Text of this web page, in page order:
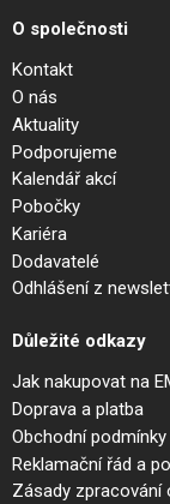
O společnosti
Kontakt
O nás
Aktuality
Podporujeme
Kalendář akcí
Pobočky
Kariéra
Dodavatelé
Odhlášení z
Důležité odkazy
Jak nakupovat na
Doprava a platba
Obchodní
Reklamační řád a
Zásady zpracování